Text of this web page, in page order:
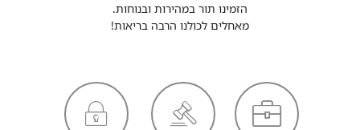
הזמינו תור במהירות ובנוחות.
מאחלים לכולנו הרבה בריאות!